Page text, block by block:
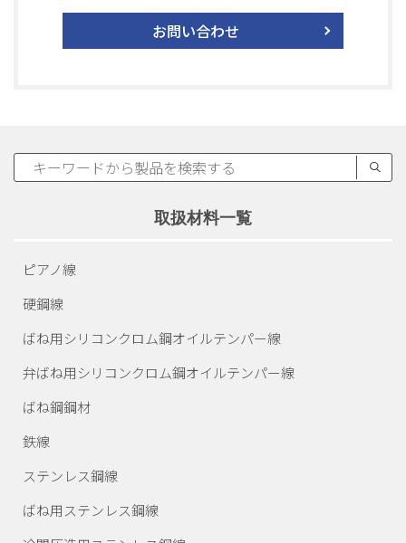
お問い合わせ
取扱材料一覧
ピアノ線
硬鋼線
ばね用シリコンクロム鋼オイルテンパー線
弁ばね用シリコンクロム鋼オイルテンパー線
ばね鋼鋼材
鉄線
ステンレス鋼線
ばね用ステンレス鋼線